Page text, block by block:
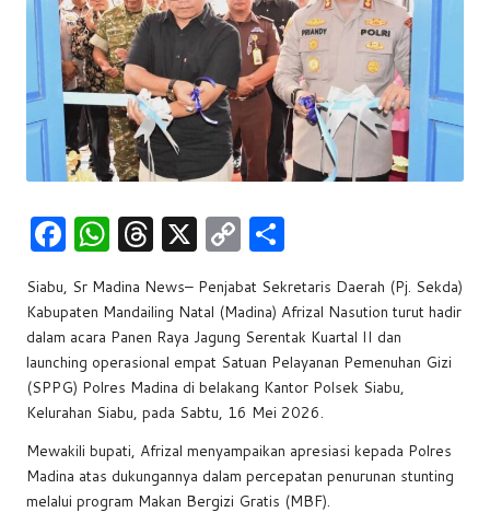
F
a
c
e
b
o
o
k
W
h
at
s
A
p
p
T
hr
e
a
d
s
X C
o
p
y
Li
n
k
ar
e
Siabu, Sr Madina News– Penjabat Sekretaris Daerah (Pj. Sekda)
Kabupaten Mandailing Natal (Madina) Afrizal Nasution turut hadir
dalam acara Panen Raya Jagung Serentak Kuartal II dan
launching operasional empat Satuan Pelayanan Pemenuhan Gizi
(SPPG) Polres Madina di belakang Kantor Polsek Siabu,
Kelurahan Siabu, pada Sabtu, 16 Mei 2026.
Mewakili bupati, Afrizal menyampaikan apresiasi kepada Polres
Madina atas dukungannya dalam percepatan penurunan stunting
melalui program Makan Bergizi Gratis (MBF).